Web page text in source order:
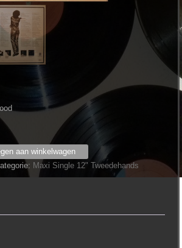
aan winkelwagen
Maxi Single 12" Tweedehands